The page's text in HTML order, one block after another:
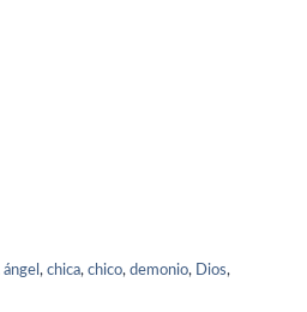
ángel , chica, chico, demonio, Dios,